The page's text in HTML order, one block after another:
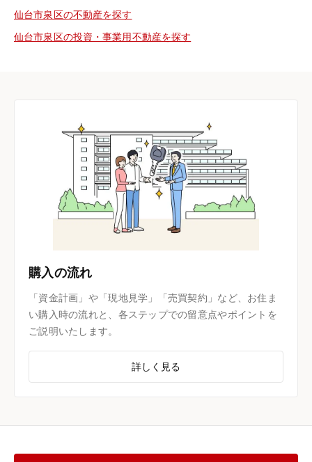
仙台市泉区の不動産を探す
仙台市泉区の投資・事業用不動産を探す
購入の流れ
「資金計画」や「現地見学」「売買契約」など、お住ま
い購入時の流れと、各ステップでの留意点やポイントを
ご説明いたします。
詳しく見る